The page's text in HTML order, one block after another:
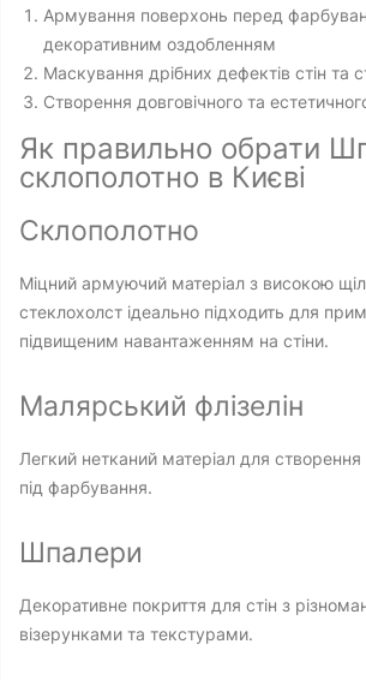
Армування поверхонь перед
декоративним оздобленням
Маскування дрібних дефектів стін та
Створення довговічного та
Як правильно обрати
склополотно в Києві
Склополотно
Міцний армуючий матеріал з високою
стеклохолст ідеально підходить для
підвищеним навантаженням на стіни.
Малярський флізелін
Легкий нетканий матеріал для створення
під фарбування.
Шпалери
Декоративне покриття для стін з
візерунками та текстурами.